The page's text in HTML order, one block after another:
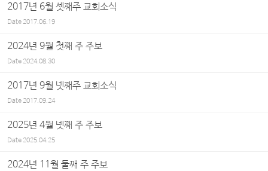
2017년 6월 셋째주 교회소식
Date2017.06.19
2024년 9월 첫째 주 주보
Date2024.08.30
2017년 9월 넷째주 교회소식
Date2017.09.24
2025년 4월 넷째 주 주보
Date2025.04.25
2024년 11월 둘째 주 주보